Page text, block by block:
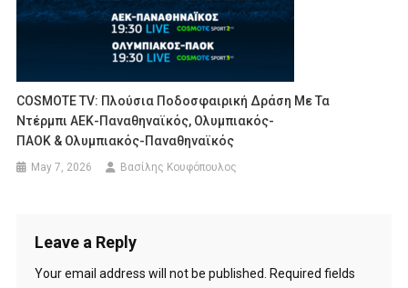
COSMOTE TV: Πλούσια Ποδοσφαιρική Δράση Με Τα
Ντέρμπι ΑΕΚ-Παναθηναϊκός, Ολυμπιακός-
ΠΑΟΚ & Ολυμπιακός-Παναθηναϊκός
May 7, 2026 Βασίλης Κουφόπουλος
Leave a Reply
Your email address will not be published.
Required fields